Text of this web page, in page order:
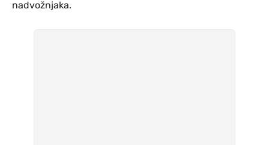
nadvožnjaka.